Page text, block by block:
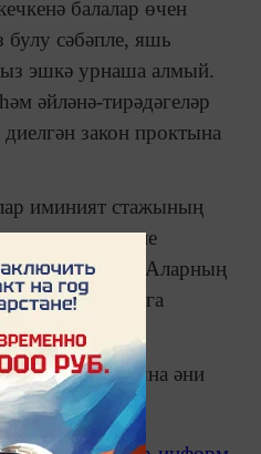
балалар өчен
булу сәбәпле, яшь
эшкә урнаша алмый.
әйләнә-тирәдәгеләр
закон проктына
иминият стажының
кадәр чикләүне
иттеләр. Аларның
саны артуга
вакыты гына әни
кертелә.